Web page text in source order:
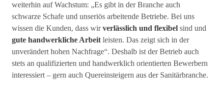
weiterhin auf Wachstum: „Es gibt in der Branche auch
schwarze Schafe und unseriös arbeitende Betriebe. Bei uns
wissen die Kunden, dass wirverlässlich und flexibel sind und
gute handwerkliche Arbeit leisten. Das zeigt sich in der
unverändert hohen Nachfrage“. Deshalb ist der Betrieb auch
stets an qualifizierten und handwerklich orientierten Bewerbern
interessiert – gern auch Quereinsteigern aus der Sanitärbranche.